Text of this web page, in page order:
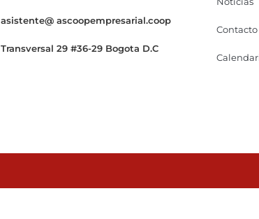
asistente@ ascoopempresarial.coop
Transversal 29 #36-29 Bogota D.C
Contacto